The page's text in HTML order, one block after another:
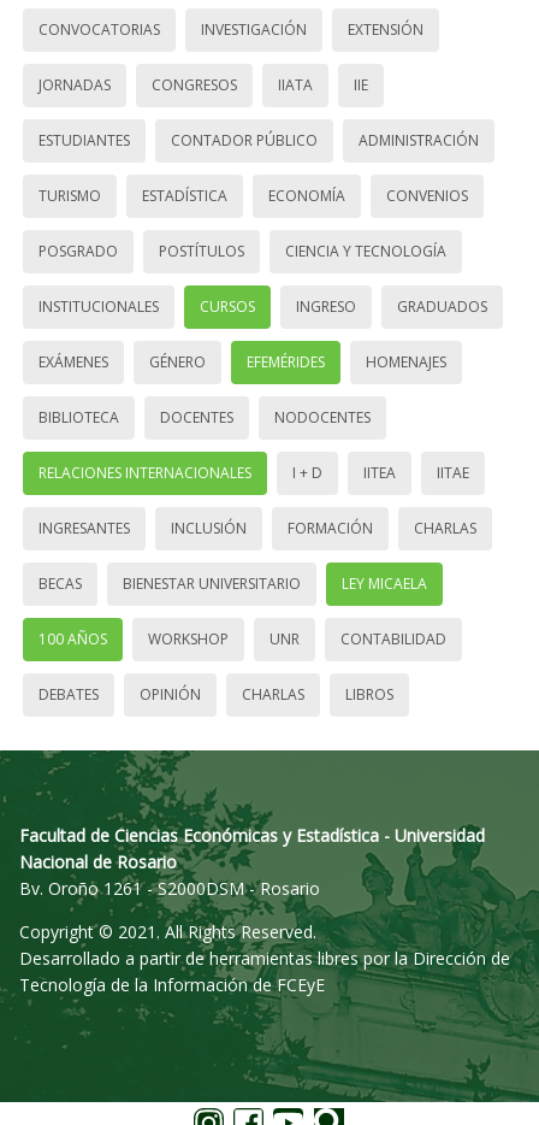
CONVOCATORIAS INVESTIGACIÓN EXTENSIÓN
JORNADAS CONGRESOS IIATA IIE
ESTUDIANTES CONTADOR PÚBLICO ADMINISTRACIÓN
TURISMO ESTADÍSTICA ECONOMÍA CONVENIOS
POSGRADO POSTÍTULOS CIENCIA Y TECNOLOGÍA
INSTITUCIONALES CURSOS INGRESO GRADUADOS
EXÁMENES GÉNERO EFEMÉRIDES HOMENAJES
BIBLIOTECA DOCENTES NODOCENTES
RELACIONES INTERNACIONALES I + D IITEA IITAE
INGRESANTES INCLUSIÓN FORMACIÓN CHARLAS
BECAS BIENESTAR UNIVERSITARIO LEY MICAELA
100 AÑOS WORKSHOP UNR CONTABILIDAD
DEBATES OPINIÓN CHARLAS LIBROS
Facultad de Ciencias Económicas y Estadística - Universidad
Nacional de Rosario
Bv. Oroño 1261 - S2000DSM - Rosario
Copyright © 2021. All Rights Reserved.
Desarrollado a partir de herramientas libres por la Dirección de
Tecnología de la Información de FCEyE